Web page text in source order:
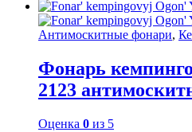
Антимоскитные фонари,
Фонарь
2123
Оценка 0 из 5